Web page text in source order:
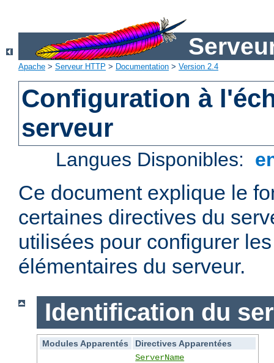
Apache > Serveur HTTP > Documentation > Version 2.4
Configuration à
serveur
Langues Disponibles:
Ce document explique le
certaines directives du
utilisées pour configurer
élémentaires du serveur.
Identification du
Modules Apparentés
Directives Apparentées
ServerName